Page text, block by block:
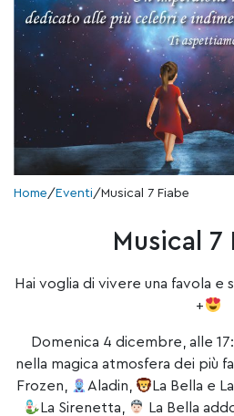
Home/ Eventi/Musical 7 Fiabe
Musical 7
Hai voglia di vivere una favola e
+
Domenica 4 dicembre, alle
nella magica atmosfera dei più
Frozen,
Aladin, La Bella e
La Sirenetta,
La Bella